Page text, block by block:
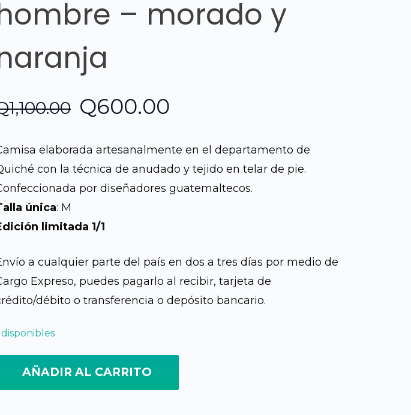
– morado y
1,100.00 El
original
era:
Q1,100.00.
Q600.00
actual
es:
elaborada artesanalmente en el departamento de
con la técnica de anudado y tejido en telar de pie.
por diseñadores guatemaltecos.
única: M
limitada 1/1
a cualquier parte del país en dos a tres días por medio de
Expreso, puedes pagarlo al recibir, tarjeta de
débito o transferencia o depósito bancario.
disponibles
AÑADIR AL CARRITO